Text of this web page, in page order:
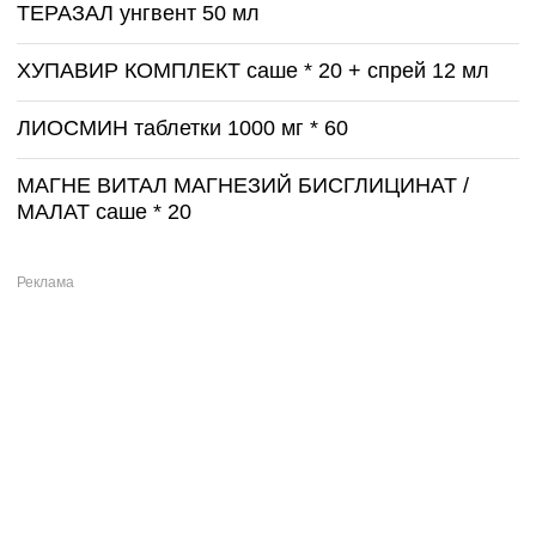
ТЕРАЗАЛ унгвент 50 мл
ХУПАВИР КОМПЛЕКТ саше * 20 + спрей 12 мл
ЛИОСМИН таблетки 1000 мг * 60
МАГНЕ ВИТАЛ МАГНЕЗИЙ БИСГЛИЦИНАТ /
МАЛАТ саше * 20